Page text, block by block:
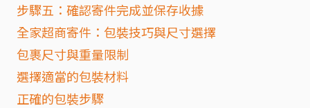
步驟五：確認寄件完成並保存收據
全家超商寄件：包裝技巧與尺寸選擇
包裹尺寸與重量限制
選擇適當的包裝材料
正確的包裝步驟